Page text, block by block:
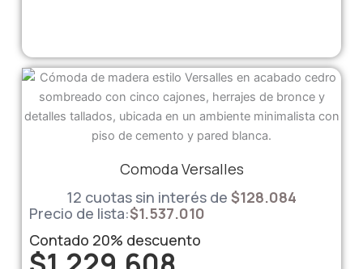
Comoda Versalles
12 cuotas sin interés de $128.084
Precio de lista:$1.537.010
Contado 20% descuento